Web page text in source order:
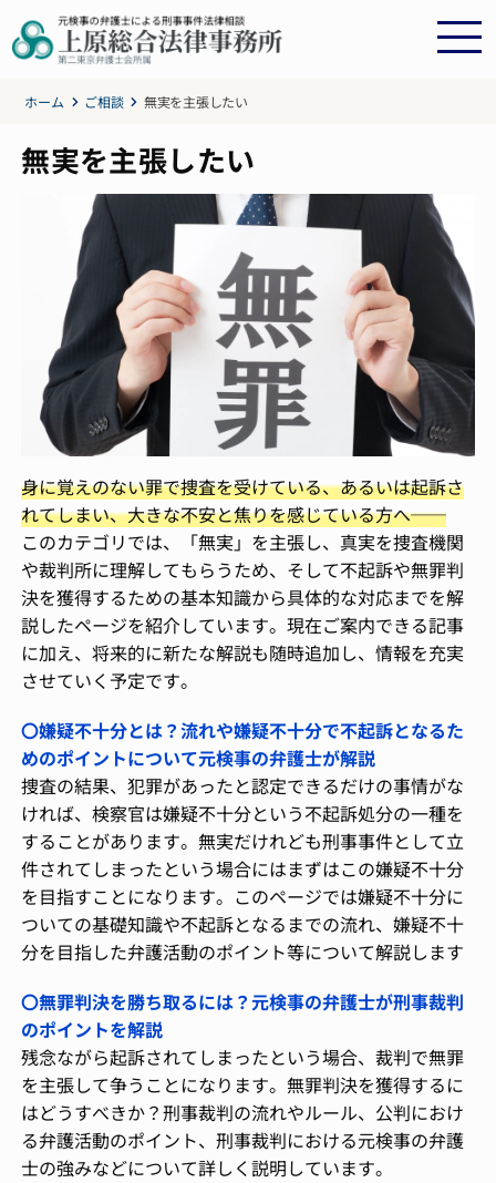
ホーム ご相談 無実を主張したい
無実を主張したい
身に覚えのない罪で捜査を受けている、あるいは起訴さ
れてしまい、大きな不安と焦りを感じている方へ──
このカテゴリでは、「無実」を主張し、真実を捜査機関
や裁判所に理解してもらうため、そして不起訴や無罪判
決を獲得するための基本知識から具体的な対応までを解
説したページを紹介しています。現在ご案内できる記事
に加え、将来的に新たな解説も随時追加し、情報を充実
させていく予定です。
〇嫌疑不十分とは？流れや嫌疑不十分で不起訴となるた
めのポイントについて元検事の弁護士が解説
捜査の結果、犯罪があったと認定できるだけの事情がな
ければ、検察官は嫌疑不十分という不起訴処分の一種を
することがあります。無実だけれども刑事事件として立
件されてしまったという場合にはまずはこの嫌疑不十分
を目指すことになります。このページでは嫌疑不十分に
ついての基礎知識や不起訴となるまでの流れ、嫌疑不十
分を目指した弁護活動のポイント等について解説します
〇無罪判決を勝ち取るには？元検事の弁護士が刑事裁判
のポイントを解説
残念ながら起訴されてしまったという場合、裁判で無罪
を主張して争うことになります。無罪判決を獲得するに
はどうすべきか？刑事裁判の流れやルール、公判におけ
る弁護活動のポイント、刑事裁判における元検事の弁護
士の強みなどについて詳しく説明しています。